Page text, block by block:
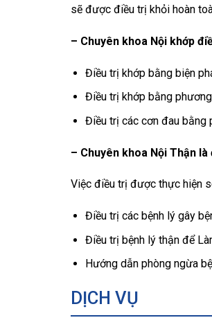
sẽ được điều trị khỏi hoàn
– Chuyên khoa Nội khớp
Điều trị khớp bằng biện
Điều trị khớp bằng
Điều trị các cơn đau bằng
– Chuyên khoa Nội Thận
Việc điều trị được thực hiện
Điều trị các bệnh lý gây
Điều trị bệnh lý thận để
Hướng dẫn phòng ngừa
DỊCH VỤ